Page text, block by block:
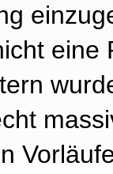
eine